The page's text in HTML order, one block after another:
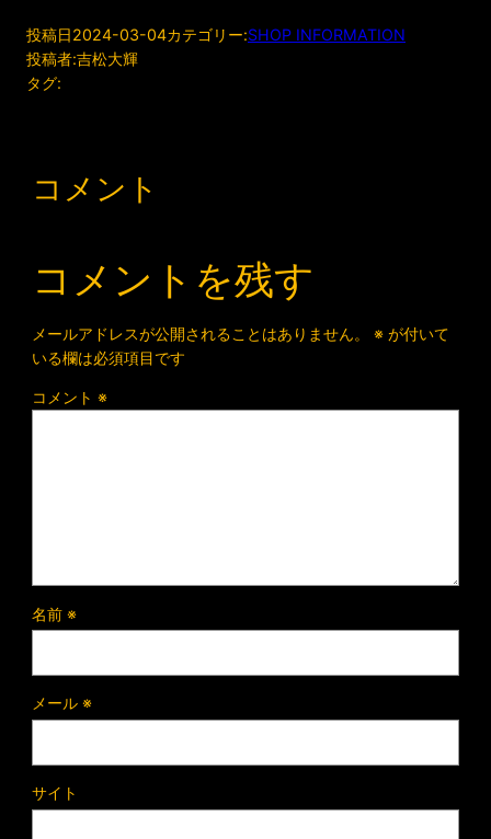
投稿日2024-03-04カテゴリー:SHOP INFORMATION
投稿者:吉松大輝
タグ:
コメント
コメントを残す
メールアドレスが公開されることはありません。 ※が付いて
いる欄は必須項目です
コメント ※
名前 ※
メール ※
サイト